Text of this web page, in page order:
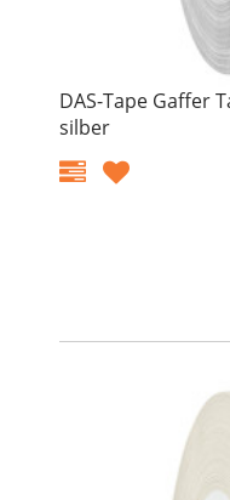
DAS-Tape Gaffer
silber